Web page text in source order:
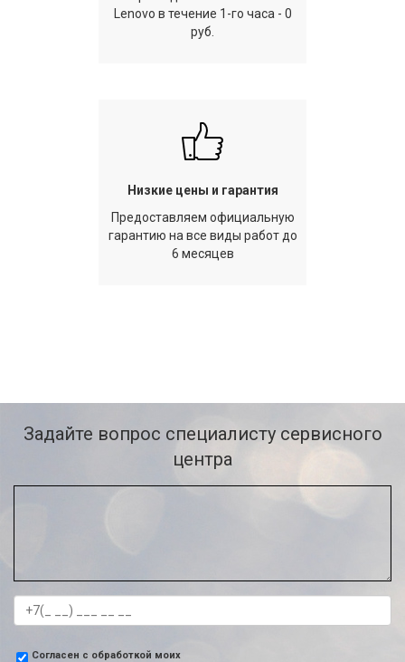
Lenovo в течение 1-го часа - 0
руб.
Низкие цены и гарантия
Предоставляем официальную
гарантию на все виды работ до
6 месяцев
Задайте вопрос специалисту сервисного
центра
Согласен с обработкой моих